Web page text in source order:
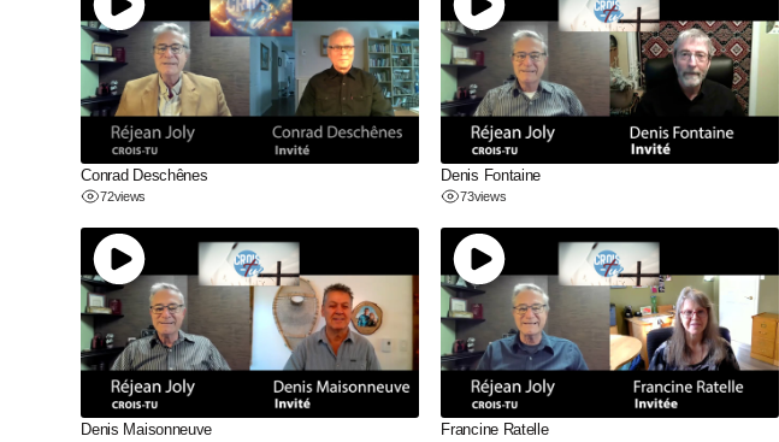
Conrad Deschênes
72views
Denis Fontaine
73views
Denis Maisonneuve Francine Ratelle